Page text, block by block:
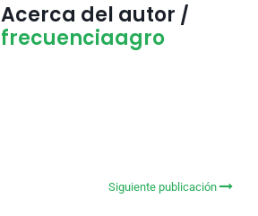
Acerca del autor /
frecuenciaagro
Siguiente publicación